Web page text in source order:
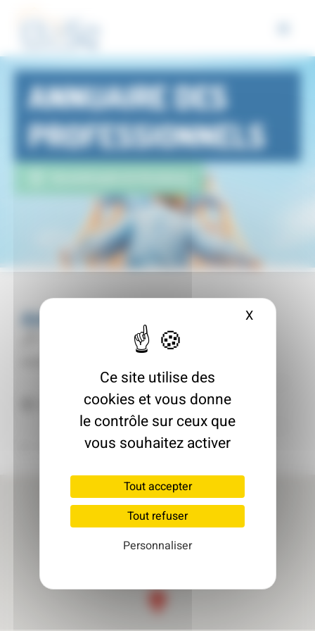
ANNUAIRE DES
PROFESSIONNELS
Aimie Hoffstetter
67300 Schiltigheim
Retour à l'annuaire
Ce site utilise des
cookies et vous donne
le contrôle sur ceux que
vous souhaitez activer
Tout accepter
Tout refuser
Personnaliser
XMasquer